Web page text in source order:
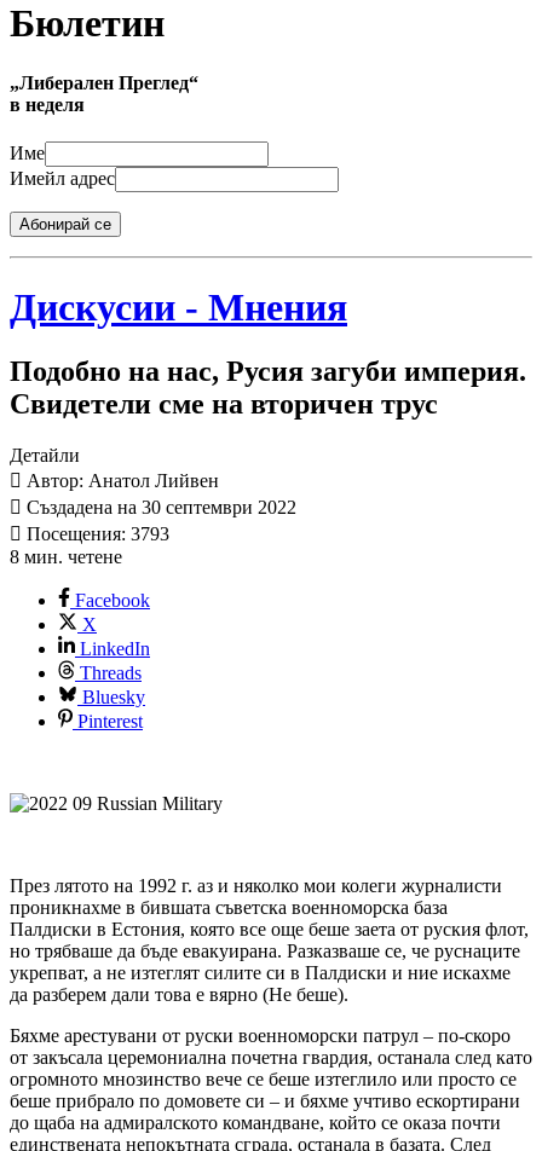
Бюлетин
„Либерален Преглед“
в неделя
Име
Имейл адрес
Абонирай се
Дискусии - Мнения
Подобно на нас, Русия загуби империя.
Свидетели сме на вторичен трус
Детайли
Автор: Анатол Лийвен
Създадена на 30 септември 2022
Посещения: 3793
8 мин. четене
Facebook
X
LinkedIn
Threads
Bluesky
Pinterest
През лятото на 1992 г. аз и няколко мои колеги журналисти
проникнахме в бившата съветска военноморска база
Палдиски в Естония, която все още беше заета от руския флот,
но трябваше да бъде евакуирана. Разказваше се, че руснаците
укрепват, а не изтеглят силите си в Палдиски и ние искахме
да разберем дали това е вярно (Не беше).
Бяхме арестувани от руски военноморски патрул – по-скоро
от закъсала церемониална почетна гвардия, останала след като
огромното мнозинство вече се беше изтеглило или просто се
беше прибрало по домовете си – и бяхме учтиво ескортирани
до щаба на адмиралското командване, който се оказа почти
единствената непокътната сграда, останала в базата. След